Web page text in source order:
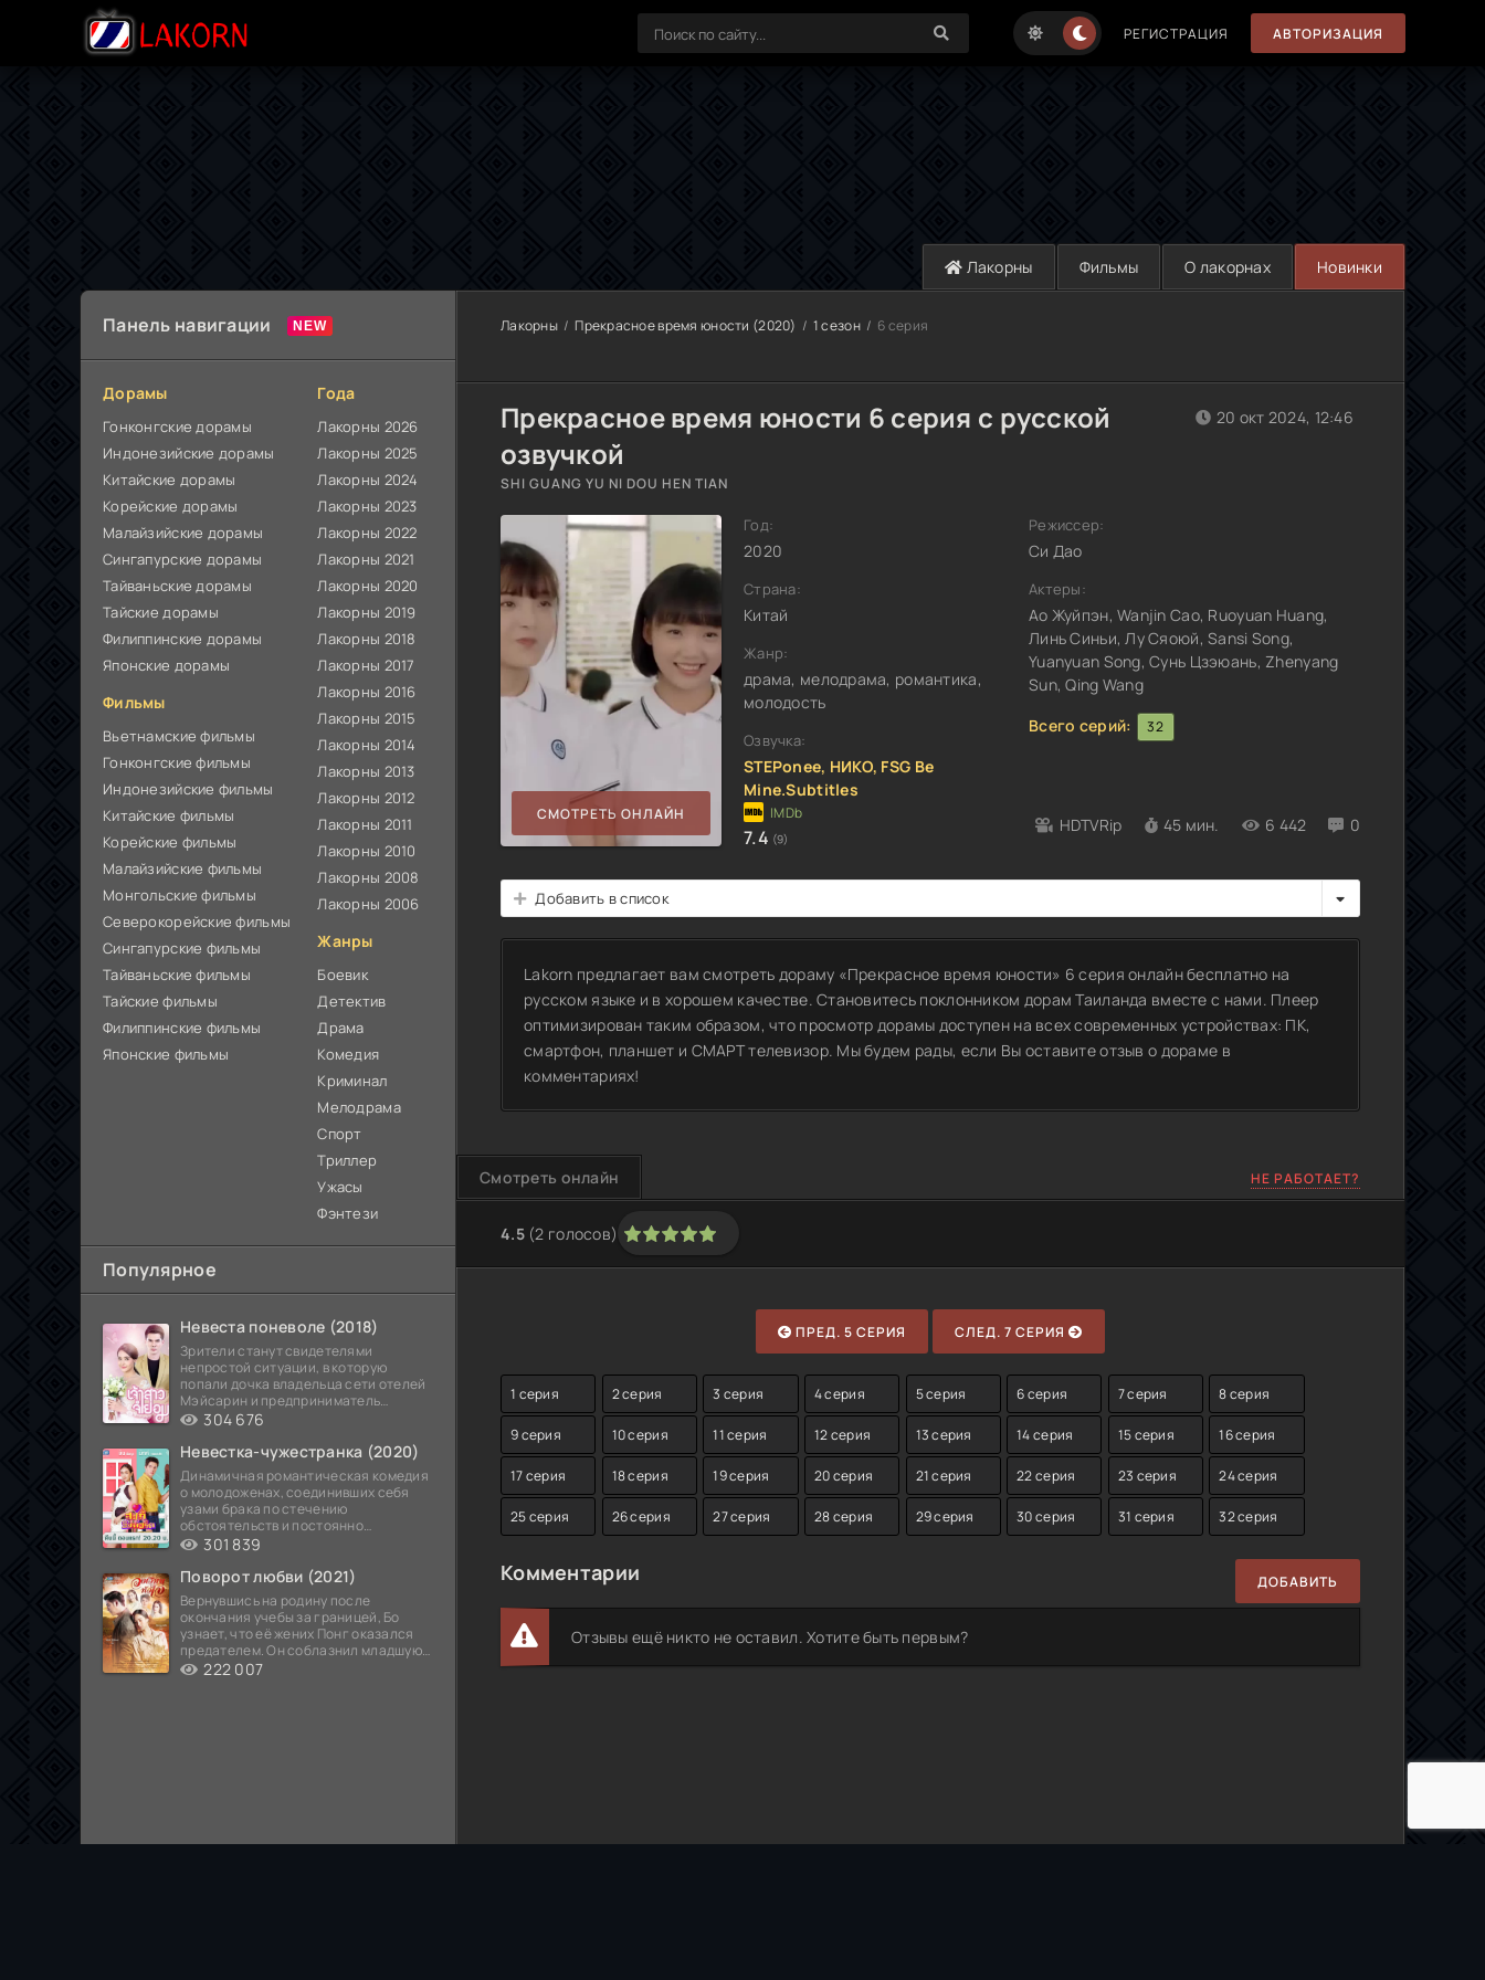
РЕГИСТРАЦИЯ АВТОРИЗАЦИЯ
Лакорны Фильмы О лакорнах Новинки
Панель навигации
Дорамы
Гонконгские дорамы
Индонезийские дорамы
Китайские дорамы
Корейские дорамы
Малайзийские дорамы
Сингапурские дорамы
Тайваньские дорамы
Тайские дорамы
Филиппинские дорамы
Японские дорамы
Фильмы
Вьетнамские фильмы
Гонконгские фильмы
Индонезийские фильмы
Китайские фильмы
Корейские фильмы
Малайзийские фильмы
Монгольские фильмы
Северокорейские фильмы
Сингапурские фильмы
Тайваньские фильмы
Тайские фильмы
Филиппинские фильмы
Японские фильмы
Года
Лакорны 2026
Лакорны 2025
Лакорны 2024
Лакорны 2023
Лакорны 2022
Лакорны 2021
Лакорны 2020
Лакорны 2019
Лакорны 2018
Лакорны 2017
Лакорны 2016
Лакорны 2015
Лакорны 2014
Лакорны 2013
Лакорны 2012
Лакорны 2011
Лакорны 2010
Лакорны 2008
Лакорны 2006
Жанры
Боевик
Детектив
Драма
Комедия
Криминал
Мелодрама
Спорт
Триллер
Ужасы
Фэнтези
Популярное
Невеста поневоле (2018)
Зрители станут свидетелями
непростой ситуации, в которую
попали дочка владельца сети отелей
Мэйсарин и предприниматель
Кетдэн. Обоих главных героев
304 676
Невестка-чужестранка (2020)
Динамичная романтическая комедия
о молодоженах, соединивших себя
узами брака по стечению
обстоятельств и постоянно
попадающих в курьезные ситуации...
301 839
Поворот любви (2021)
Вернувшись на родину после
окончания учебы за границей, Бо
узнает, что её жених Понг оказался
предателем. Он соблазнил младшую
сестру хозяина
222 007
Лакорны Прекрасное время юности (2020) 1 сезон 6 серия
Прекрасное время юности 6 серия с русской
озвучкой
SHI GUANG YU NI DOU HEN TIAN
СМОТРЕТЬ ОНЛАЙН
Год:
2020
Страна:
Китай
Жанр:
драма, мелодрама, романтика,
молодость
Озвучка:
STEPonee, НИКО, FSG Be
Mine.Subtitles
7.4 (9)
HDTVRip 45 мин. 6 442 0
20 окт 2024, 12:46
Режиссер:
Си Дао
Актеры:
Ао Жуйпэн, Wanjin Cao, Ruoyuan Huang,
Линь Синьи, Лу Сяоюй, Sansi Song,
Yuanyuan Song, Сунь Цзэюань, Zhenyang
Sun, Qing Wang
Всего серий:
32
Добавить в список
Lakorn предлагает вам смотреть дораму «Прекрасное время юности» 6 серия онлайн бесплатно на
русском языке и в хорошем качестве. Становитесь поклонником дорам Таиланда вместе с нами. Плеер
оптимизирован таким образом, что просмотр дорамы доступен на всех современных устройствах: ПК,
смартфон, планшет и СМАРТ телевизор. Мы будем рады, если Вы оставите отзыв о дораме в
комментариях!
Смотреть онлайн НЕ РАБОТАЕТ?
4.5(2 голосов)
1 2 3 4 5
ПРЕД. 5 СЕРИЯ СЛЕД. 7 СЕРИЯ
1 серия 2 серия 3 серия 4 серия 5 серия 6 серия 7 серия 8 серия
9 серия 10 серия 11 серия 12 серия 13 серия 14 серия 15 серия 16 серия
17 серия 18 серия 19 серия 20 серия 21 серия 22 серия 23 серия 24 серия
25 серия 26 серия 27 серия 28 серия 29 серия 30 серия 31 серия 32 серия
Комментарии ДОБАВИТЬ
Отзывы ещё никто не оставил. Хотите быть первым?